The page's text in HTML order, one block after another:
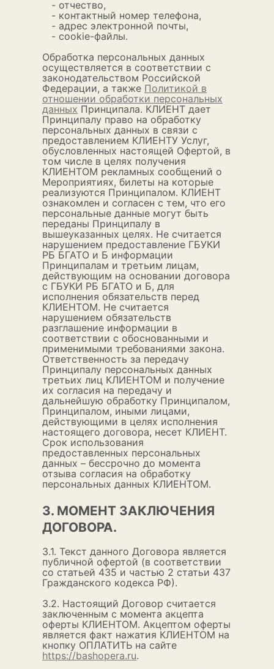
- отчество,
- контактный номер телефона,
- адрес электронной почты,
- cookie-файлы.
Обработка персональных данных
осуществляется в соответствии с
законодательством Российской
Федерации, а также Политикой в
отношении обработки персональных
данных Принципала. КЛИЕНТ дает
Принципалу право на обработку
персональных данных в связи с
предоставлением КЛИЕНТУ Услуг,
обусловленных настоящей Офертой, в
том числе в целях получения
КЛИЕНТОМ рекламных сообщений о
Мероприятиях, билеты на которые
реализуются Принципалом. КЛИЕНТ
ознакомлен и согласен с тем, что его
персональные данные могут быть
переданы Принципалу в
вышеуказанных целях. Не считается
нарушением предоставление ГБУКИ
РБ БГАТО и Б информации
Принципалам и третьим лицам,
действующим на основании договора
с ГБУКИ РБ БГАТО и Б, для
исполнения обязательств перед
КЛИЕНТОМ. Не считается
нарушением обязательств
разглашение информации в
соответствии с обоснованными и
применимыми требованиями закона.
Ответственность за передачу
Принципалу персональных данных
третьих лиц КЛИЕНТОМ и получение
их согласия на передачу и
дальнейшую обработку Принципалом,
Принципалом, иными лицами,
действующими в целях исполнения
настоящего договора, несет КЛИЕНТ.
Срок использования
предоставленных персональных
данных – бессрочно до момента
отзыва согласия на обработку
персональных данных КЛИЕНТОМ.
3. МОМЕНТ ЗАКЛЮЧЕНИЯ
ДОГОВОРА.
3.1. Текст данного Договора является
публичной офертой (в соответствии
со статьей 435 и частью 2 статьи 437
Гражданского кодекса РФ).
3.2. Настоящий Договор считается
заключенным с момента акцепта
оферты КЛИЕНТОМ. Акцептом оферты
является факт нажатия КЛИЕНТОМ на
кнопку ОПЛАТИТЬ на сайте
https://bashopera.ru.